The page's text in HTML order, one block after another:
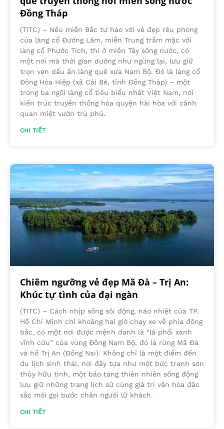
Đồng Tháp
(TITC) – Nếu miền Bắc tự hào với vẻ đẹp rêu phong
của làng cổ Đường Lâm, miền Trung trầm mặc với
làng cổ Phước Tích, thì ở miền Tây sông nước, có
một nơi mà thời gian dường như ngừng lại, lưu giữ
trọn vẹn dấu ấn làng quê xưa Nam Bộ. Đó là làng cổ
Đông Hòa Hiệp (xã Cái Bè, tỉnh Đồng Tháp) – một
trong ba ngôi làng cổ tiêu biểu nhất Việt Nam, nơi
kiến trúc truyền thống hòa quyện hài hòa với cảnh
quan miệt vườn trù phú.
CHI TIẾT
Chiêm ngưỡng vẻ đẹp Mã Đà – Trị An:
Khúc tự tình của đại ngàn
(TITC) – Cách nhịp sống sôi động, náo nhiệt của TP.
Hồ Chí Minh chỉ khoảng hai giờ chạy xe về phía đông
bắc, có một nơi được mệnh danh là “lá phổi xanh
vĩnh cửu” của vùng Đông Nam Bộ, đó là rừng Mã Đà
và hồ Trị An (Đồng Nai). Không chỉ là một điểm đến
du lịch sinh thái, nơi đây tựa như một bức tranh sơn
thủy hữu tình, một bảo tàng thiên nhiên sống động
lưu giữ những trang lịch sử cùng giá trị văn hóa đặc
sắc mời gọi bước chân người lữ khách.
CHI TIẾT